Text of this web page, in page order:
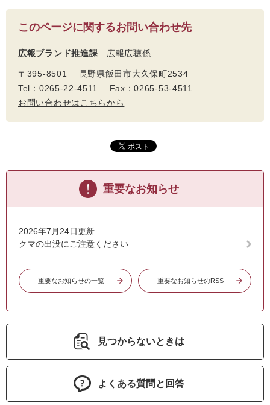
このページに関するお問い合わせ先
広報ブランド推進課 広報広聴係
〒395-8501 長野県飯田市大久保町2534
Tel：0265-22-4511 Fax：0265-53-4511
お問い合わせはこちらから
重要なお知らせ
2026年7月24日更新
クマの出没にご注意ください
重要なお知らせの一覧 重要なお知らせのRSS
見つからないときは
よくある質問と回答